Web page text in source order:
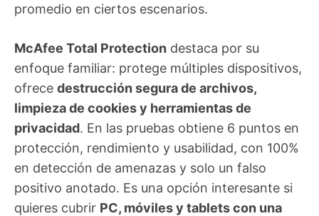
promedio en ciertos escenarios.
McAfee Total Protection destaca por su
enfoque familiar: protege múltiples dispositivos,
ofrece destrucción segura de archivos,
limpieza de cookies y herramientas de
privacidad. En las pruebas obtiene 6 puntos en
protección, rendimiento y usabilidad, con 100%
en detección de amenazas y solo un falso
positivo anotado. Es una opción interesante si
quieres cubrir PC, móviles y tablets con una